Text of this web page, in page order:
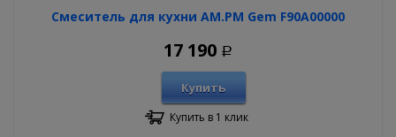
Смеситель для кухни AM.PM Gem F90A00000
17 190 Р
Купить
Купить в 1 клик